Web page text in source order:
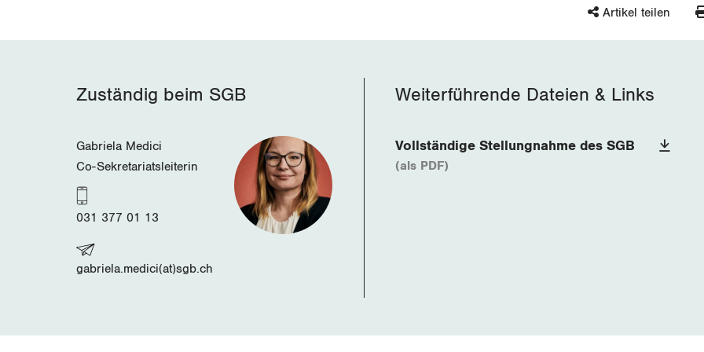
Artikel teilen
Zuständig beim SGB
Gabriela Medici
Co-Sekretariatsleiterin
031 377 01 13
gabriela.medici(at)sgb.ch
Weiterführende Dateien & Links
Vollständige Stellungnahme des SGB
(als PDF)